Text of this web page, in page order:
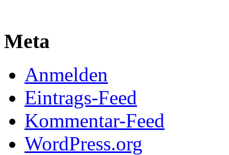
Meta
Anmelden
Eintrags-Feed
Kommentar-Feed
WordPress.org